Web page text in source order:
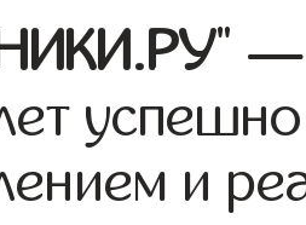
" —
и